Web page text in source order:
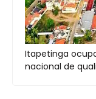
Itapetinga
nacional de